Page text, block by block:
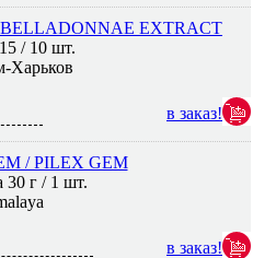
EXTRACT
/ 10 шт.
Харьков
в заказ!
/ PILEX GEM
30 г / 1 шт.
в заказ!